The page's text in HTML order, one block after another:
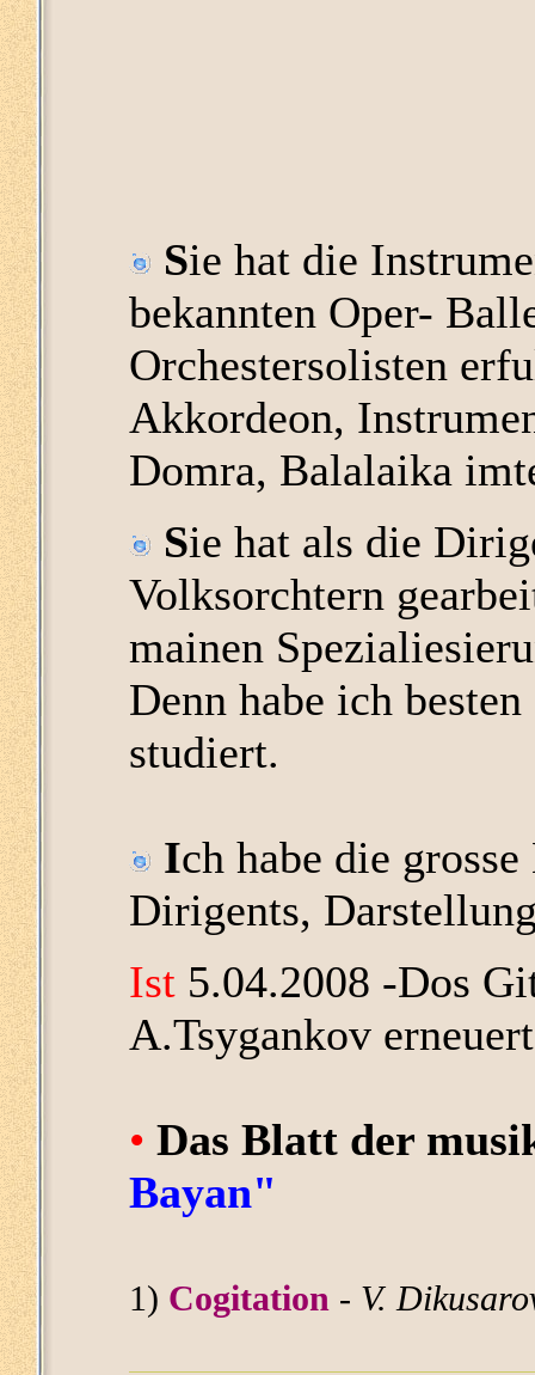
Sie hat die
bekannten Oper-
Orchestersolisten
Akkordeon,
Domra, Balalaika
Sie hat als die
Volksorchtern
mainen
Denn habe ich
studiert.
Ich habe die
Dirigents,
Ist 5.04.2008 -Dos
A.Tsygankov
• Das Blatt der
Bayan"
1) Cogitation - V.